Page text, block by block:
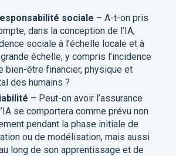
sociale – A-t-on pris
dans la conception de l’IA,
sociale à l’échelle locale et à
échelle, y compris l’incidence
bien-être financier, physique et
des humains ?
– Peut-on avoir l’assurance
se comportera comme prévu non
pendant la phase initiale de
ou de modélisation, mais aussi
long de son apprentissage et de